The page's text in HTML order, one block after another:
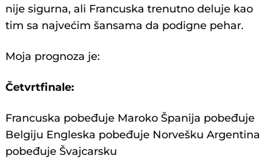
nije sigurna, ali Francuska trenutno deluje kao
tim sa najvećim šansama da podigne pehar.
Moja prognoza je:
Četvrtfinale:
Francuska pobeđuje Maroko Španija pobeđuje
Belgiju Engleska pobeđuje Norvešku Argentina
pobeđuje Švajcarsku